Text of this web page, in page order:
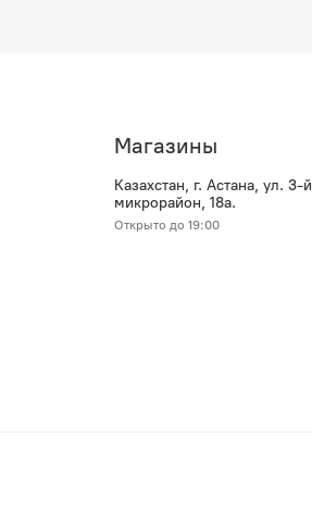
Магазины
Казахстан, г. Астана, ул. 3-й
микрорайон, 18а.
Открыто до 19:00